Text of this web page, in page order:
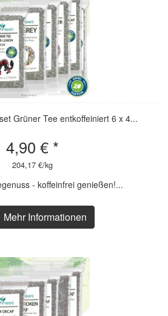
Grüner Tee entkoffeiniert 6 x 4...
4,90 € *
204,17 €/kg
- koffeinfrei genießen!...
Mehr Informationen